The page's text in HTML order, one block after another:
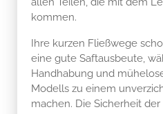
kommen.
Ihre kurzen Fließwege
eine gute Saftausbeute,
Handhabung und
Modells zu einem
machen. Die Sicherheit